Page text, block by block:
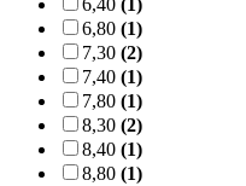
6,40 (1)
6,80 (1)
7,30 (2)
7,40 (1)
7,80 (1)
8,30 (2)
8,40 (1)
8,80 (1)